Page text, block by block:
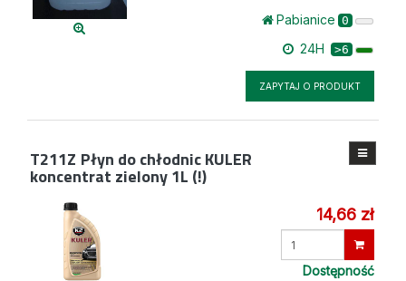
Pabianice 0
24H >6
ZAPYTAJ O PRODUKT
T211Z Płyn do chłodnic KULER
koncentrat zielony 1L (!)
14,66 zł
Dostępność